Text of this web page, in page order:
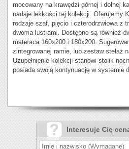
mocowany na krawędzi górnej i dolnej
nadaje lekkości tej kolekcji. Oferujemy
rodzaje szaf, pięcio i czterodrzwiowa z
dwoma lustrami. Dostępne są również
materaca 160x200 i 180x200.
zintegrowanej ramie, lub zestaw stelaż
Uzupełnienie kolekcji stanowi stolik
posiada swoją kontynuację w systemie
Interesuje Cię
Sypialnia Mestre?